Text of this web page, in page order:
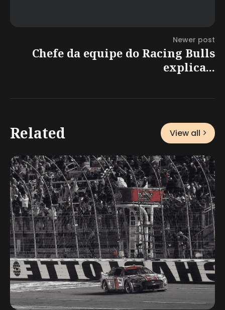
Newer post
Chefe da equipe do Racing Bulls
explica...
Related View all